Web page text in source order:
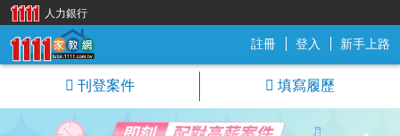
註冊 登入 新手上路
刊登案件 填寫履歷
人力銀行